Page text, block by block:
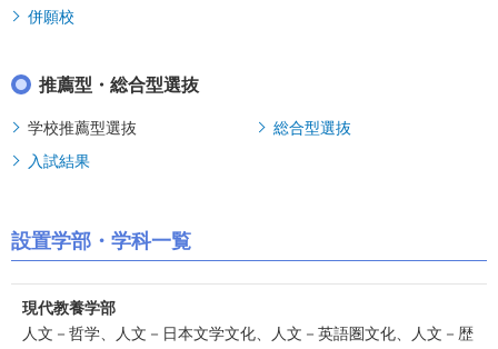
併願校
推薦型・総合型選抜
学校推薦型選抜
総合型選抜
入試結果
設置学部・学科一覧
現代教養学部
人文－哲学、人文－日本文学文化、人文－英語圏文化、人文－歴